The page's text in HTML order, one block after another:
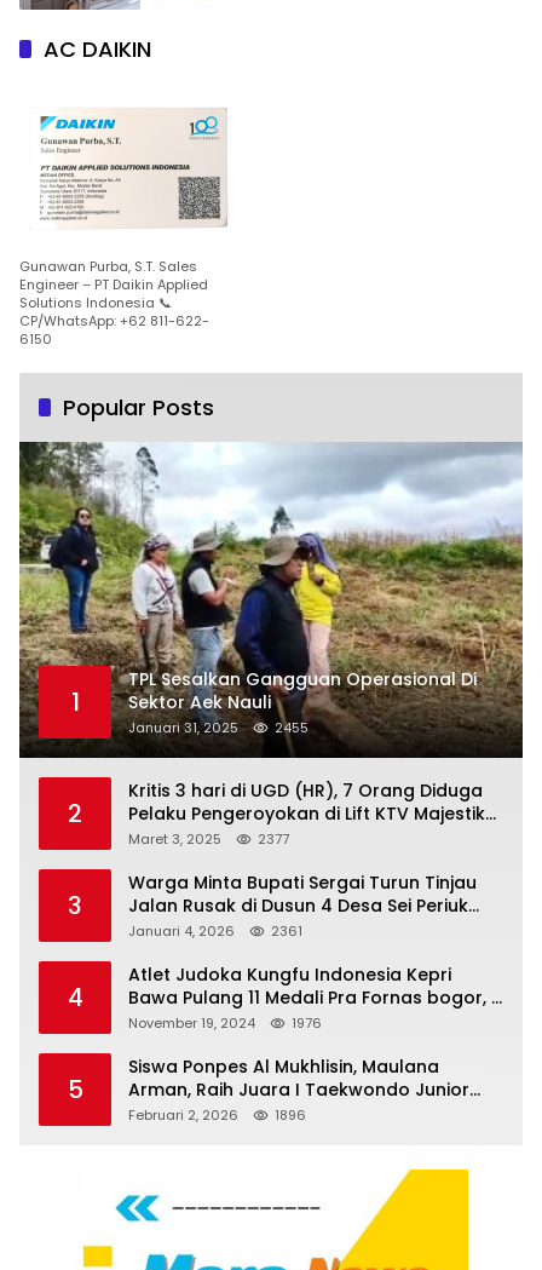
AC DAIKIN
Gunawan Purba, S.T. Sales
Engineer – PT Daikin Applied
Solutions Indonesia 📞
CP/WhatsApp: +62 811-622-
6150
Popular Posts
1
TPL Sesalkan Gangguan Operasional Di
Sektor Aek Nauli
Januari 31, 2025 2455
2
Kritis 3 hari di UGD (HR), 7 Orang Diduga
Pelaku Pengeroyokan di Lift KTV Majestik
Melenggang Bebas, Kantor Hukum JAP
Tanjungpinang
Maret 3, 2025 2377
3
Warga Minta Bupati Sergai Turun Tinjau
Jalan Rusak di Dusun 4 Desa Sei Periuk
Serdang Bedagai
Januari 4, 2026 2361
4
Atlet Judoka Kungfu Indonesia Kepri
Bawa Pulang 11 Medali Pra Fornas bogor, 3
Emas dan 8 Perunggu.
November 19, 2024 1976
5
Siswa Ponpes Al Mukhlisin, Maulana
Arman, Raih Juara I Taekwondo Junior
Putra di Riau National Championship 2026
Februari 2, 2026 1896